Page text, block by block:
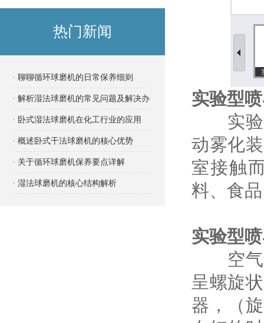
热门新闻
· 聊聊循环球磨机的日常保养细则
· 解析湿法球磨机的常见问题及解决办
法
· 卧式湿法球磨机在化工行业的应用
· 概述卧式干法球磨机的核心优势
· 关于循环球磨机保养要点详解
· 湿法球磨机的核心结构解析
实验型
实验型
动雾化
室接触
料、食
实验型
空气经
呈螺旋
器，（